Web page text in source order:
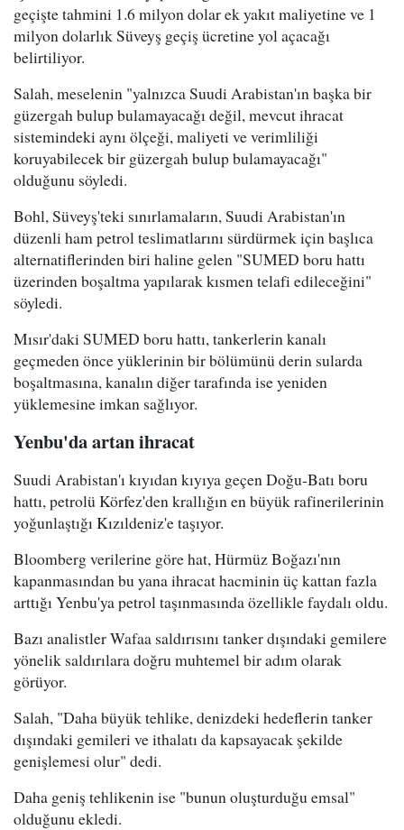
geçişte tahmini 1.6 milyon dolar ek yakıt maliyetine ve 1
milyon dolarlık Süveyş geçiş ücretine yol açacağı
belirtiliyor.
Salah, meselenin "yalnızca Suudi Arabistan'ın başka bir
güzergah bulup bulamayacağı değil, mevcut ihracat
sistemindeki aynı ölçeği, maliyeti ve verimliliği
koruyabilecek bir güzergah bulup bulamayacağı"
olduğunu söyledi.
Bohl, Süveyş'teki sınırlamaların, Suudi Arabistan'ın
düzenli ham petrol teslimatlarını sürdürmek için başlıca
alternatiflerinden biri haline gelen "SUMED boru hattı
üzerinden boşaltma yapılarak kısmen telafi edileceğini"
söyledi.
Mısır'daki SUMED boru hattı, tankerlerin kanalı
geçmeden önce yüklerinin bir bölümünü derin sularda
boşaltmasına, kanalın diğer tarafında ise yeniden
yüklemesine imkan sağlıyor.
Yenbu'da artan ihracat
Suudi Arabistan'ı kıyıdan kıyıya geçen Doğu-Batı boru
hattı, petrolü Körfez'den krallığın en büyük rafinerilerinin
yoğunlaştığı Kızıldeniz'e taşıyor.
Bloomberg verilerine göre hat, Hürmüz Boğazı'nın
kapanmasından bu yana ihracat hacminin üç kattan fazla
arttığı Yenbu'ya petrol taşınmasında özellikle faydalı oldu.
Bazı analistler Wafaa saldırısını tanker dışındaki gemilere
yönelik saldırılara doğru muhtemel bir adım olarak
görüyor.
Salah, "Daha büyük tehlike, denizdeki hedeflerin tanker
dışındaki gemileri ve ithalatı da kapsayacak şekilde
genişlemesi olur" dedi.
Daha geniş tehlikenin ise "bunun oluşturduğu emsal"
olduğunu ekledi.